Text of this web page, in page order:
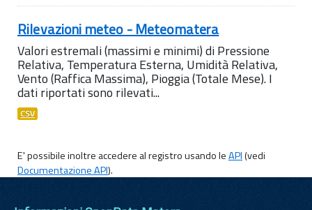
Rilevazioni meteo - Meteomatera
Valori estremali (massimi e minimi) di Pressione
Relativa, Temperatura Esterna, Umidità Relativa,
Vento (Raffica Massima), Pioggia (Totale Mese). I
dati riportati sono rilevati...
CSV
E' possibile inoltre accedere al registro usando leAPI(vedi
Documentazione API).